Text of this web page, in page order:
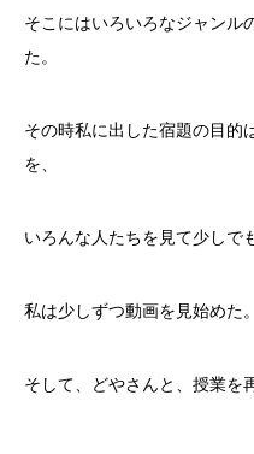
そこにはいろいろなジャンル
た。
その時私に出した宿題の目的
を、
いろんな人たちを見て少しで
私は少しずつ動画を見始めた。
そして、どやさんと、授業を